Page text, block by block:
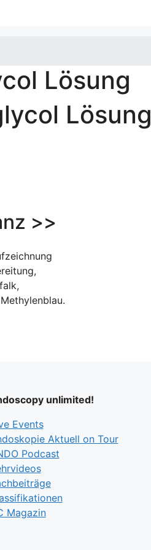
Lösung
Lösung
>>
unlimited!
Events
Aktuell on Tour
Podcast
Magazin